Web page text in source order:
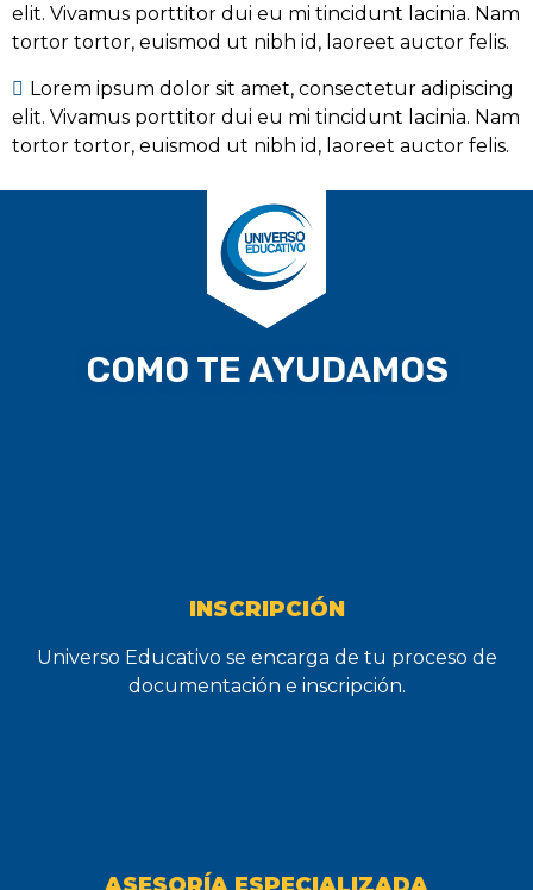
elit. Vivamus porttitor dui eu mi tincidunt lacinia. Nam
tortor tortor, euismod ut nibh id, laoreet auctor felis.
Lorem ipsum dolor sit amet, consectetur adipiscing
elit. Vivamus porttitor dui eu mi tincidunt lacinia. Nam
tortor tortor, euismod ut nibh id, laoreet auctor felis.
COMO TE AYUDAMOS
INSCRIPCIÓN
Universo Educativo se encarga de tu proceso de
documentación e inscripción.